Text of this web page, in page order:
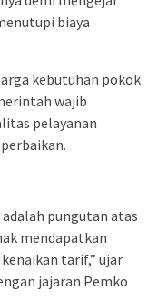
biaya
kebutuhan pokok
wajib
pelayanan
pungutan atas
mendapatkan
tarif,” ujar
jajaran Pemko